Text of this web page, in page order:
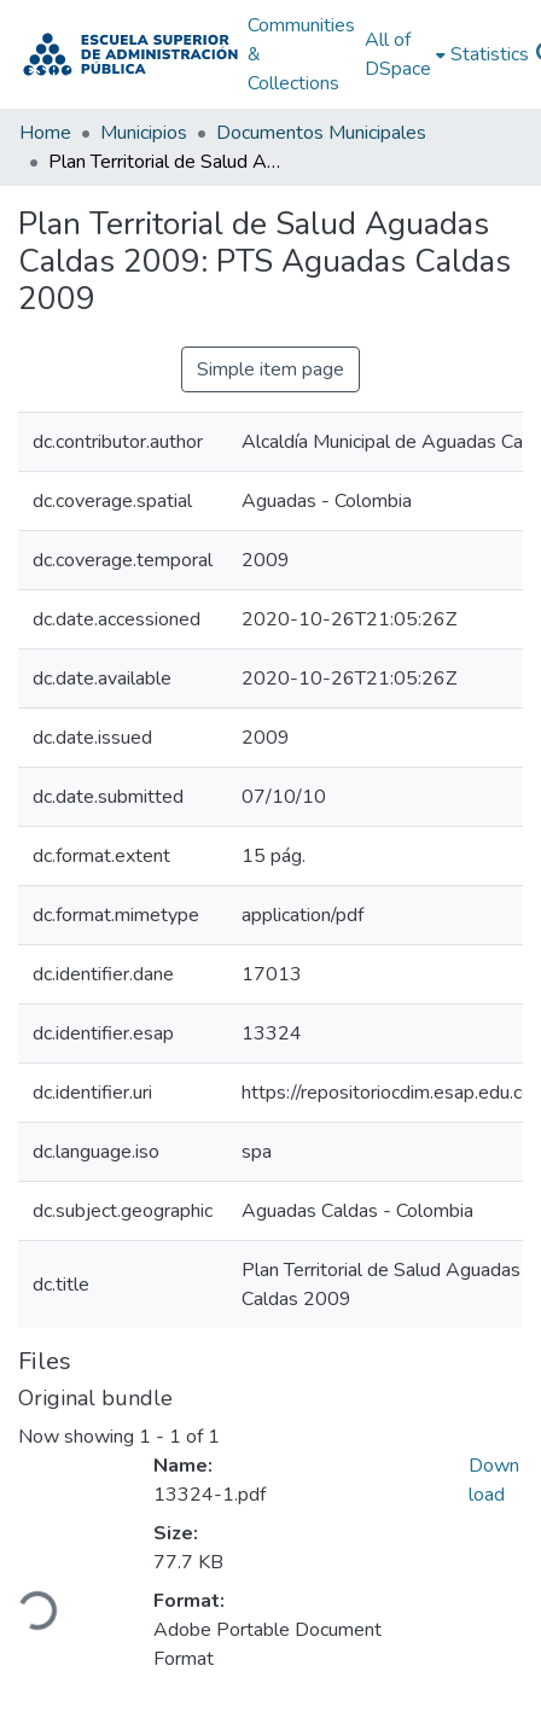
Communities
&
Collections
All of
DSpace
Statistics
Home Municipios
Documentos Municipales
Plan Territorial de Salud Aguadas Caldas 2009: PTS Aguadas Caldas 2009
Plan Territorial de Salud Aguadas
Caldas 2009: PTS Aguadas Caldas
2009
Simple item page
dc.contributor.author Alcaldía Municipal de Aguadas
dc.coverage.spatial Aguadas - Colombia
dc.coverage.temporal 2009
dc.date.accessioned 2020-10-26T21:05:26Z
dc.date.available 2020-10-26T21:05:26Z
dc.date.issued 2009
dc.date.submitted 07/10/10
dc.format.extent 15 pág.
dc.format.mimetype application/pdf
dc.identifier.dane 17013
dc.identifier.esap 13324
dc.identifier.uri https://
dc.language.iso spa
dc.subject.geographic Aguadas Caldas - Colombia
dc.title
Plan Territorial de Salud Aguadas
Caldas 2009
Files
Original bundle
Now showing 1 - 1 of 1
Name:
13324-1.pdf
Size:
77.7 KB
Format:
Adobe Portable Document
Format
Down
load